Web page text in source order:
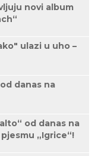
novi album
ulazi u uho –
danas na
od danas na
„Igrice“!